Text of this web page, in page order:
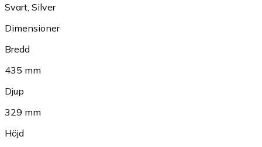
Svart Silver
Dimensioner
Bredd
435 mm
Djup
329 mm
Höjd